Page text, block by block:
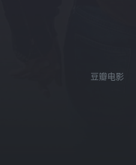
豆瓣电影